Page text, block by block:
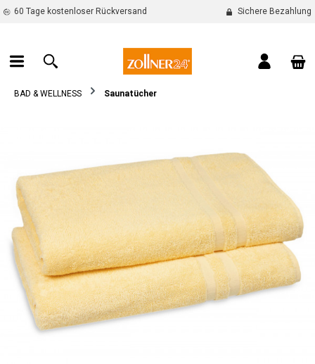
springen
60 Tage kostenloser Rückversand Sichere Bezahlung
BAD & WELLNESS Saunatücher